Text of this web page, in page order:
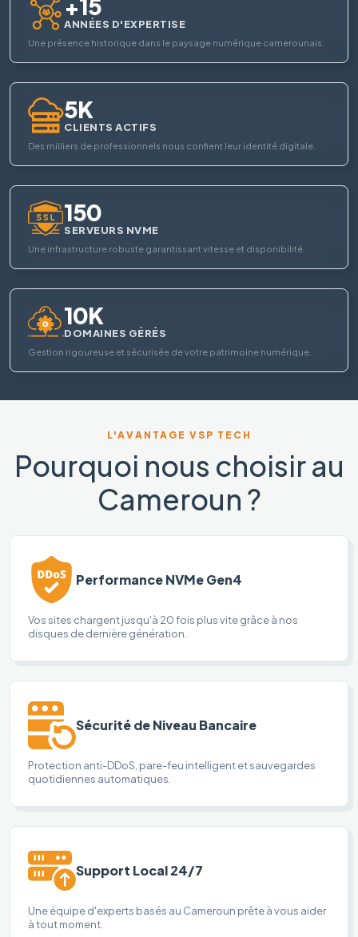
ANNÉES D'EXPERTISE
Une présence historique dans le paysage numérique camerounais.
5K
CLIENTS ACTIFS
Des milliers de professionnels nous confient leur identité digitale.
150
SERVEURS NVME
Une infrastructure robuste garantissant vitesse et disponibilité.
10K
DOMAINES GÉRÉS
Gestion rigoureuse et sécurisée de votre patrimoine numérique.
L'AVANTAGE VSP TECH
Pourquoi nous choisir au
Cameroun ?
Performance NVMe Gen4
Vos sites chargent jusqu'à 20 fois plus vite grâce à nos
disques de dernière génération.
Sécurité de Niveau Bancaire
Protection anti-DDoS, pare-feu intelligent et sauvegardes
quotidiennes automatiques.
Support Local 24/7
Une équipe d'experts basés au Cameroun prête à vous aider
à tout moment.